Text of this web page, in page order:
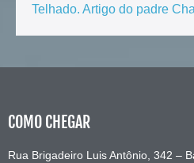
Telhado. Artigo do padre
COMO CHEGAR
Rua Brigadeiro Luis Antônio, 342 –